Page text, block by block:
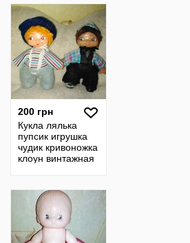
200 грн
Кукла лялька
пупсик игрушка
чудик кривоножка
клоун винтажная